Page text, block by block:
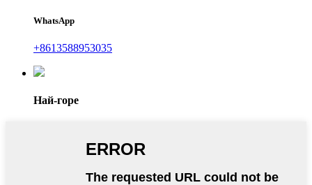
WhatsApp
+8613588953035
Най-горе